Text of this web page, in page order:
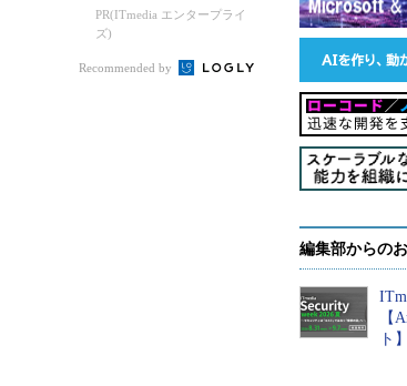
PR(ITmedia エンタープライ
ズ)
Recommended by
編集部からの
【
ト】